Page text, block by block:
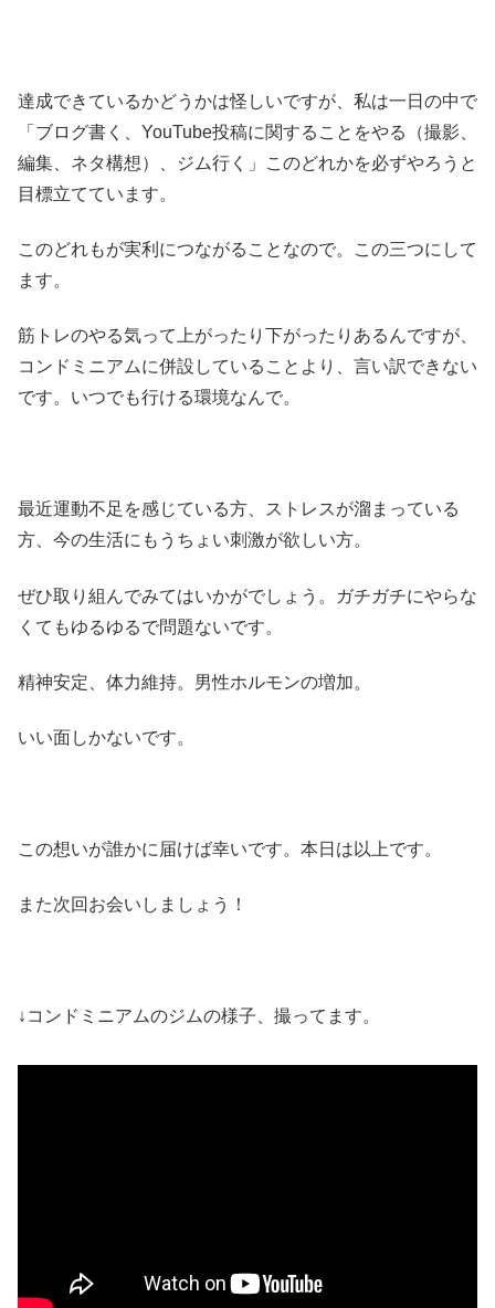
達成できているかどうかは怪しいですが、私は一日の中で
「ブログ書く、YouTube投稿に関することをやる（撮影、
編集、ネタ構想）、ジム行く」このどれかを必ずやろうと
目標立てています。
このどれもが実利につながることなので。この三つにして
ます。
筋トレのやる気って上がったり下がったりあるんですが、
コンドミニアムに併設していることより、言い訳できない
です。いつでも行ける環境なんで。
最近運動不足を感じている方、ストレスが溜まっている
方、今の生活にもうちょい刺激が欲しい方。
ぜひ取り組んでみてはいかがでしょう。ガチガチにやらな
くてもゆるゆるで問題ないです。
精神安定、体力維持。男性ホルモンの増加。
いい面しかないです。
この想いが誰かに届けば幸いです。本日は以上です。
また次回お会いしましょう！
↓コンドミニアムのジムの様子、撮ってます。